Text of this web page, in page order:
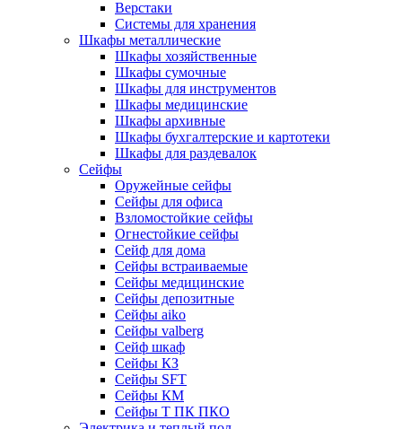
Верстаки
Системы для хранения
Шкафы металлические
Шкафы хозяйственные
Шкафы сумочные
Шкафы для инструментов
Шкафы медицинские
Шкафы архивные
Шкафы бухгалтерские и картотеки
Шкафы для раздевалок
Сейфы
Оружейные сейфы
Сейфы для офиса
Взломостойкие сейфы
Огнестойкие сейфы
Cейф для дома
Сейфы встраиваемые
Сейфы медицинские
Сейфы депозитные
Сейфы aiko
Сейфы valberg
Сейф шкаф
Сейфы КЗ
Сейфы SFT
Сейфы КМ
Сейфы Т ПК ПКО